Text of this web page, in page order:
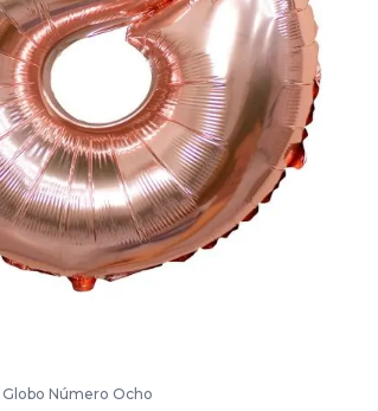
Globo Número Ocho